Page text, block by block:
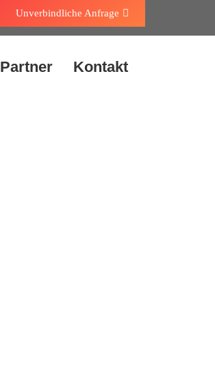
Unverbindliche Anfrage
Partner Kontakt